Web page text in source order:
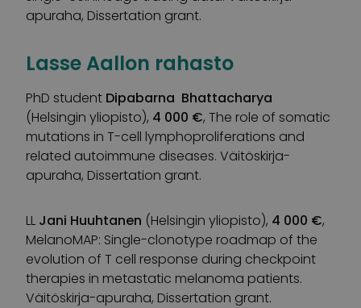
apuraha, Dissertation grant.
Lasse Aallon rahasto
PhD student Dipabarna Bhattacharya
(Helsingin yliopisto), 4 000 €, The role of somatic
mutations in T-cell lymphoproliferations and
related autoimmune diseases. Väitöskirja-
apuraha, Dissertation grant.
LL Jani Huuhtanen (Helsingin yliopisto), 4 000 €,
MelanoMAP: Single-clonotype roadmap of the
evolution of T cell response during checkpoint
therapies in metastatic melanoma patients.
Väitöskirja-apuraha, Dissertation grant.